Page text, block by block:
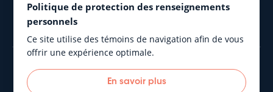
Politique de protection des renseignements
personnels
Ce site utilise des témoins de navigation afin de vous
offrir une expérience optimale.
En savoir plus
Municipalité de L’Islet © 2026 Tous droits réservés